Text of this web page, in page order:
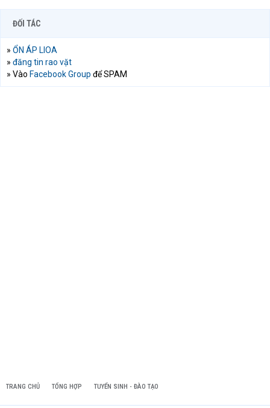
ĐỐI TÁC
» ỔN ÁP LIOA
» đăng tin rao vặt
» Vào Facebook Group để SPAM
TRANG CHỦ TỔNG HỢP TUYỂN SINH - ĐÀO TẠO